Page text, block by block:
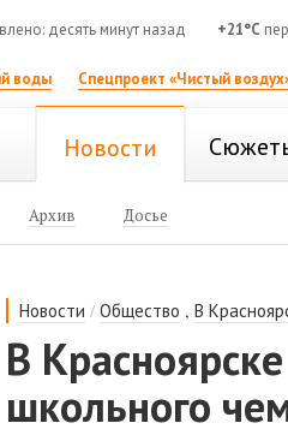
десять минут назад +21°C
воды Спецпроект «Чистый
Новости
Архив Досье
Новости /Общество ,В
В
школьного